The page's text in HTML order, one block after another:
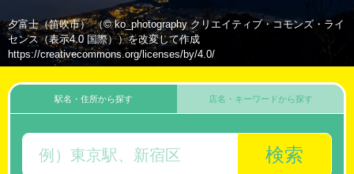
夕富士（笛吹市） （© ko_photography クリエイティブ・コモンズ・ライ
センス（表示4.0 国際））を改変して作成
https://creativecommons.org/licenses/by/4.0/
駅名・住所から探す
検索
店名・キーワードから探す